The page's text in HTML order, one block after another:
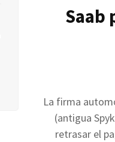
Saab
La firma
(antigua
retrasar el